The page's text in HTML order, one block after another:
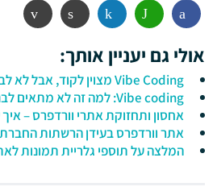
פייסבוק ווטסאפ לינקדין הדפסה אימייל
אולי גם יעניין אותך:
Vibe Coding מצוין לקוד, אבל לא לבניית אתר עסקי אמיתי
Vibe coding: למה זה לא מתאים לבניית אתרים לעסקים
אחסון ותחזוקת אתרי וורדפרס – איך
אתר וורדפרס בעידן הרשתות
המלצה על תוספי גלריית תמונות